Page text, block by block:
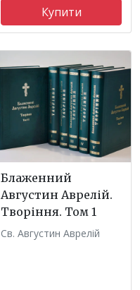
Купити
Блаженний
Августин Аврелій.
Творіння. Том 1
Св. Августин Аврелій